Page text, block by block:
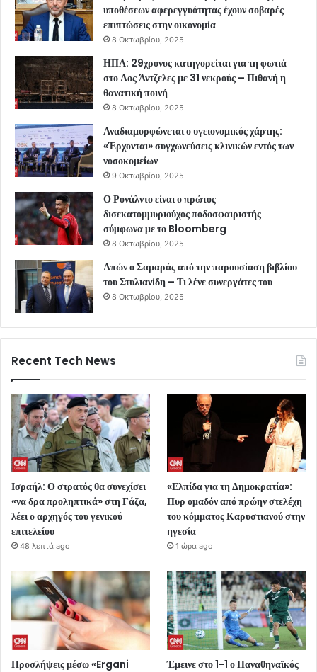
υποθέσεων αφερεγγυότητας έχουν σοβαρές
επιπτώσεις στην οικονομία
8 Οκτωβρίου, 2025
ΗΠΑ: 29χρονος κατηγορείται για τη φωτιά
στο Λος Άντζελες με 31 νεκρούς – Πιθανή η
θανατική ποινή
8 Οκτωβρίου, 2025
Αναδιαμορφώνεται ο υγειονομικός χάρτης:
«Έρχονται» συγχωνεύσεις κλινικών εντός των
νοσοκομείων
9 Οκτωβρίου, 2025
Ο Ρονάλντο είναι ο πρώτος
δισεκατομμυριούχος ποδοσφαιριστής
σύμφωνα με το Bloomberg
8 Οκτωβρίου, 2025
Απών ο Σαμαράς από την παρουσίαση βιβλίου
του Στυλιανίδη – Τι λένε συνεργάτες του
8 Οκτωβρίου, 2025
Recent Tech News
Ισραήλ: Ο στρατός θα συνεχίσει
«να δρα προληπτικά» στη Γάζα,
λέει ο αρχηγός του γενικού
επιτελείου
48 λεπτά ago
«Ελπίδα για τη Δημοκρατία»:
Πυρ ομαδόν από πρώην στελέχη
του κόμματος Καρυστιανού στην
ηγεσία
1 ώρα ago
Προσλήψεις μέσω «Ergani
Έμεινε στο 1-1 ο Παναθηναϊκός